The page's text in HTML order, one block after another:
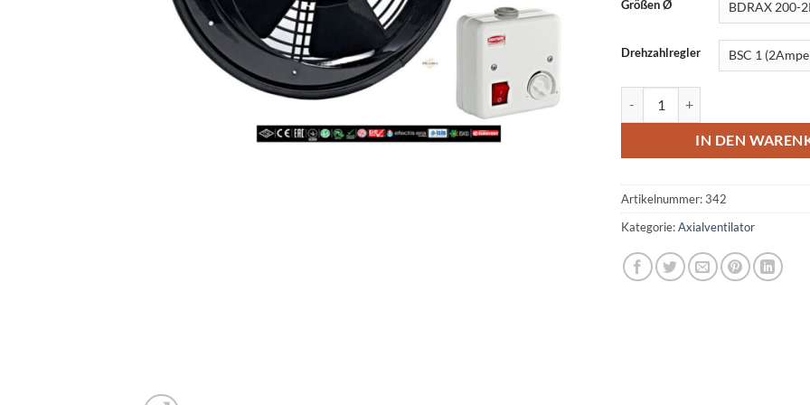
Größen Ø
Drehzahlregler
IN DEN
Artikelnummer:342
Kategorie:Axialventilator